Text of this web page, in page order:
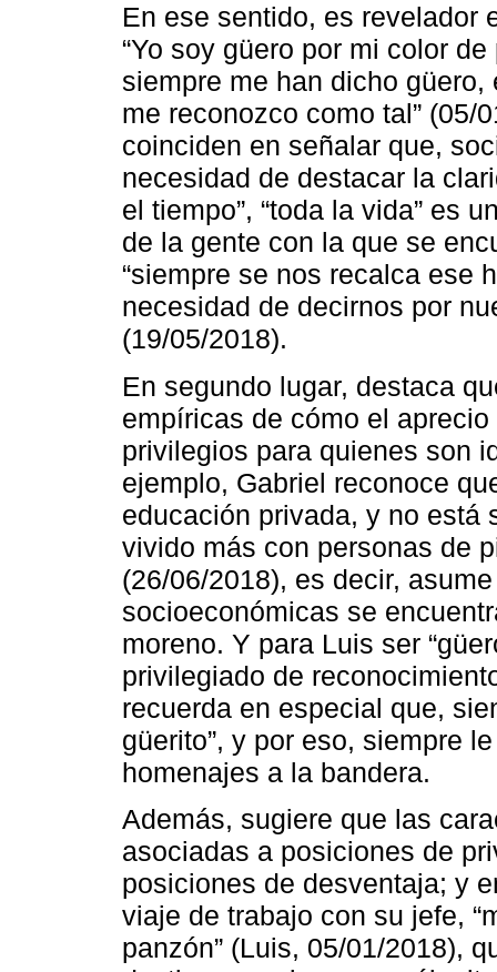
En ese sentido, es revelador
“Yo soy güero por mi color
siempre me han dicho
me reconozco como tal” (05/
coinciden en señalar que,
necesidad de destacar la
el tiempo”, “toda la vida” es
de la gente con la que se
“siempre se nos recalca ese
necesidad de decirnos por
(19/05/2018).
En segundo lugar, destaca
empíricas de cómo el
privilegios para quienes son
ejemplo, Gabriel reconoce
educación privada, y no está
vivido más con personas de
(26/06/2018), es decir,
socioeconómicas se
moreno. Y para Luis ser
privilegiado de
recuerda en especial que,
güerito”, y por eso, siempre
homenajes a la bandera.
Además, sugiere que las
asociadas a posiciones de
posiciones de desventaja; y
viaje de trabajo con su jefe,
panzón” (Luis, 05/01/2018),